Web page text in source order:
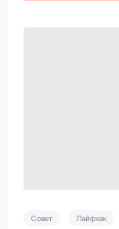
Совет Лайфхак